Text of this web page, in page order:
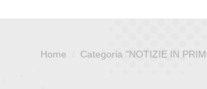
Home Categoria "NOTIZIE IN